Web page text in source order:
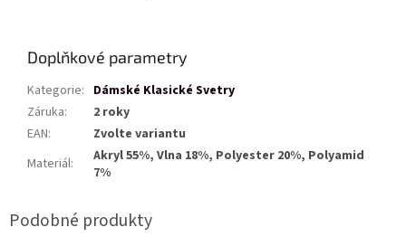
Doplňkové parametry
Kategorie: Dámské Klasické Svetry
Záruka:
2 roky
EAN:
Zvolte variantu
Materiál:
Akryl 55%, Vlna 18%, Polyester 20%, Polyamid
7%